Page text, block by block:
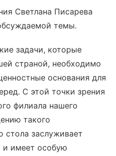
Светлана Писарева
темы.
задачи, которые
страной, необходимо
основания для
С этой точки зрения
филиала нашего
такого
стола заслуживает
и имеет особую